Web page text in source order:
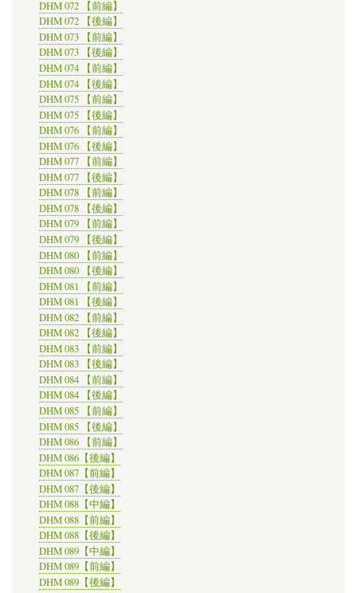
DHM 072 【前編】
DHM 072 【後編】
DHM 073 【前編】
DHM 073 【後編】
DHM 074 【前編】
DHM 074 【後編】
DHM 075 【前編】
DHM 075 【後編】
DHM 076 【前編】
DHM 076 【後編】
DHM 077 【前編】
DHM 077 【後編】
DHM 078 【前編】
DHM 078 【後編】
DHM 079 【前編】
DHM 079 【後編】
DHM 080 【前編】
DHM 080 【後編】
DHM 081 【前編】
DHM 081 【後編】
DHM 082 【前編】
DHM 082 【後編】
DHM 083 【前編】
DHM 083 【後編】
DHM 084 【前編】
DHM 084 【後編】
DHM 085 【前編】
DHM 085 【後編】
DHM 086 【前編】
DHM 086【後編】
DHM 087【前編】
DHM 087【後編】
DHM 088【中編】
DHM 088【前編】
DHM 088【後編】
DHM 089【中編】
DHM 089【前編】
DHM 089【後編】